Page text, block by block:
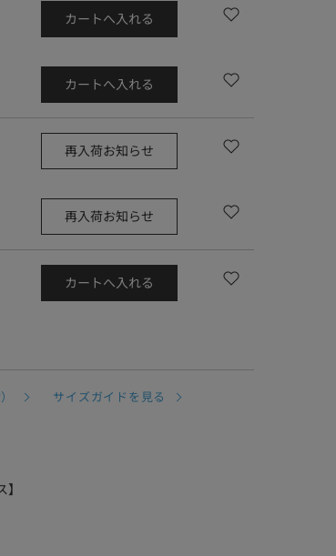
カートへ入れる
カートへ入れる
再入荷お知らせ
再入荷お知らせ
カートへ入れる
サイズガイドを見る